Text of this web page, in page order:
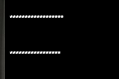
******************
*****************